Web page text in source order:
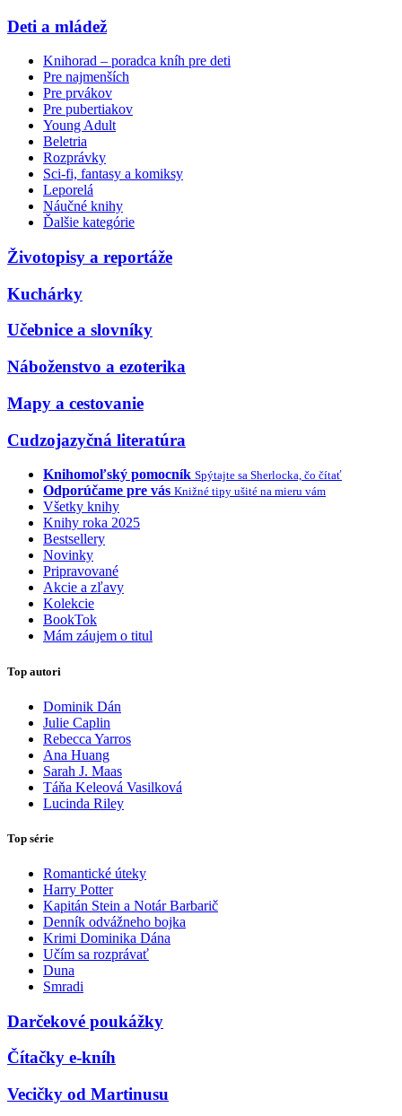
Deti a mládež
Knihorad – poradca kníh pre deti
Pre najmenších
Pre prvákov
Pre pubertiakov
Young Adult
Beletria
Rozprávky
Sci-fi, fantasy a komiksy
Leporelá
Náučné knihy
Ďalšie kategórie
Životopisy a reportáže
Kuchárky
Učebnice a slovníky
Náboženstvo a ezoterika
Mapy a cestovanie
Cudzojazyčná literatúra
Knihomoľský pomocník Spýtajte sa Sherlocka, čo čítať
Odporúčame pre vás Knižné tipy ušité na mieru vám
Všetky knihy
Knihy roka 2025
Bestsellery
Novinky
Pripravované
Akcie a zľavy
Kolekcie
BookTok
Mám záujem o titul
Top autori
Dominik Dán
Julie Caplin
Rebecca Yarros
Ana Huang
Sarah J. Maas
Táňa Keleová Vasilková
Lucinda Riley
Top série
Romantické úteky
Harry Potter
Kapitán Stein a Notár Barbarič
Denník odvážneho bojka
Krimi Dominika Dána
Učím sa rozprávať
Duna
Smradi
Darčekové poukážky
Čítačky e-kníh
Vecičky od Martinusu